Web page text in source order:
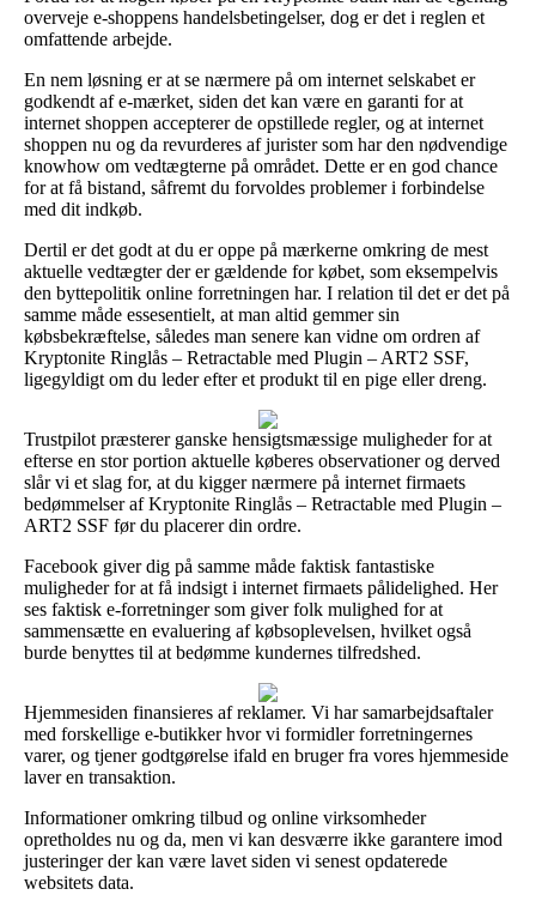
overveje e-shoppens handelsbetingelser, dog er det i reglen et
omfattende arbejde.
En nem løsning er at se nærmere på om internet selskabet er
godkendt af e-mærket, siden det kan være en garanti for at
internet shoppen accepterer de opstillede regler, og at internet
shoppen nu og da revurderes af jurister som har den nødvendige
knowhow om vedtægterne på området. Dette er en god chance
for at få bistand, såfremt du forvoldes problemer i forbindelse
med dit indkøb.
Dertil er det godt at du er oppe på mærkerne omkring de mest
aktuelle vedtægter der er gældende for købet, som eksempelvis
den byttepolitik online forretningen har. I relation til det er det på
samme måde essesentielt, at man altid gemmer sin
købsbekræftelse, således man senere kan vidne om ordren af
Kryptonite Ringlås – Retractable med Plugin – ART2 SSF,
ligegyldigt om du leder efter et produkt til en pige eller dreng.
Trustpilot præsterer ganske hensigtsmæssige muligheder for at
efterse en stor portion aktuelle køberes observationer og derved
slår vi et slag for, at du kigger nærmere på internet firmaets
bedømmelser af Kryptonite Ringlås – Retractable med Plugin –
ART2 SSF før du placerer din ordre.
Facebook giver dig på samme måde faktisk fantastiske
muligheder for at få indsigt i internet firmaets pålidelighed. Her
ses faktisk e-forretninger som giver folk mulighed for at
sammensætte en evaluering af købsoplevelsen, hvilket også
burde benyttes til at bedømme kundernes tilfredshed.
Hjemmesiden finansieres af reklamer. Vi har samarbejdsaftaler
med forskellige e-butikker hvor vi formidler forretningernes
varer, og tjener godtgørelse ifald en bruger fra vores hjemmeside
laver en transaktion.
Informationer omkring tilbud og online virksomheder
opretholdes nu og da, men vi kan desværre ikke garantere imod
justeringer der kan være lavet siden vi senest opdaterede
websitets data.